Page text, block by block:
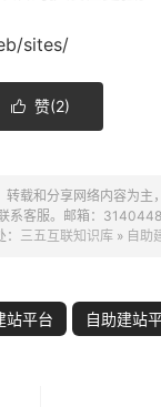
sites/
 赞(2)
载和分享网络内容为
系客服。邮箱：
三五互联知识库 » 自助
站平台 自助建站